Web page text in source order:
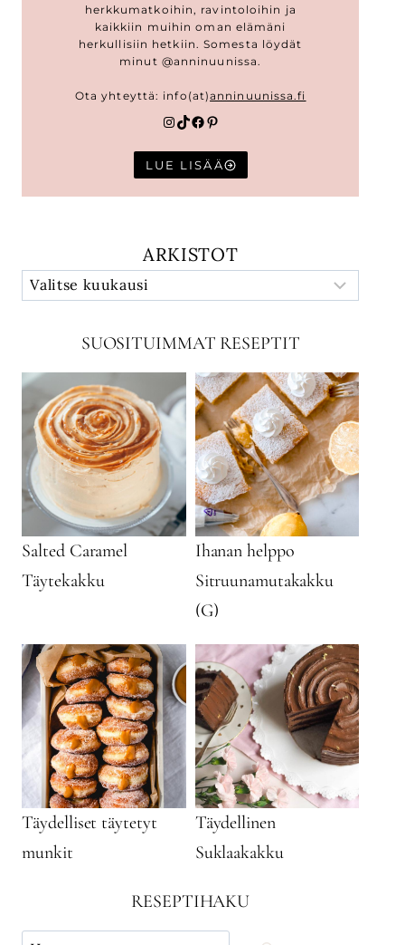
herkkumatkoihin, ravintoloihin ja
kaikkiin muihin oman elämäni
herkullisiin hetkiin. Somesta löydät
minut @anninuunissa.
Ota yhteyttä: info(at)anninuunissa.fi
Instagram
TikTok
Facebook
Pinterest
LUE LISÄÄ
ARKISTOT
SUOSITUIMMAT RESEPTIT
Salted Caramel
Täytekakku
Ihanan helppo
Sitruunamutakakku
(G)
Täydelliset täytetyt
munkit
Täydellinen
Suklaakakku
RESEPTIHAKU
Käytä